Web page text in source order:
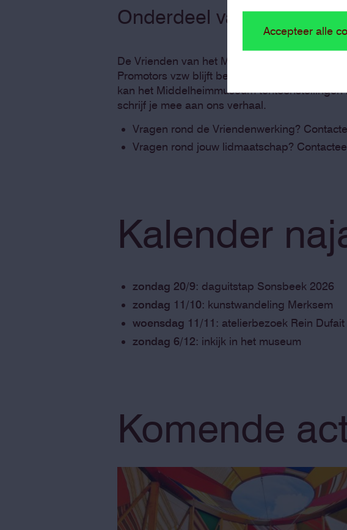
Accepteer alle
Onderdeel van de
De Vrienden van het Middelheimmuseum
Promotors vzw blijft bestaan: zij zetten zich
kan het Middelheimmuseum
schrijf je mee aan ons verhaal.
Vragen rond de Vriendenwerking?
Vragen rond jouw lidmaatschap?
Kalender
zondag 20/9: daguitstap Sonsbeek 2026
zondag 11/10: kunstwandeling Merksem
woensdag 11/11 : atelierbezoek Rein Dufait
zondag 6/12: inkijk in het museum
Komende